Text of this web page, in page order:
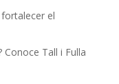
el
Conoce Tall i Fulla